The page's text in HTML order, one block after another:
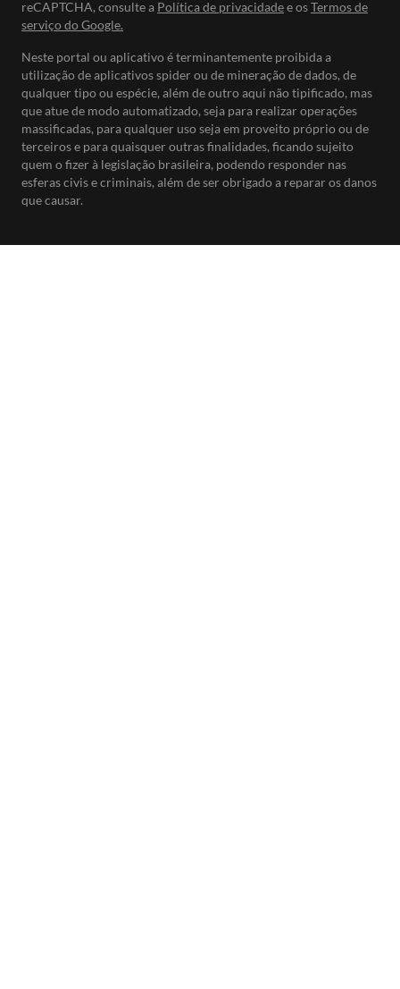
reCAPTCHA, consulte a Política de privacidadee osTermos de
serviço do Google.
Neste portal ou aplicativo é terminantemente proibida a
utilização de aplicativos spider ou de mineração de dados, de
qualquer tipo ou espécie, além de outro aqui não tipificado, mas
que atue de modo automatizado, seja para realizar operações
massificadas, para qualquer uso seja em proveito próprio ou de
terceiros e para quaisquer outras finalidades, ficando sujeito
quem o fizer à legislação brasileira, podendo responder nas
esferas civis e criminais, além de ser obrigado a reparar os danos
que causar.